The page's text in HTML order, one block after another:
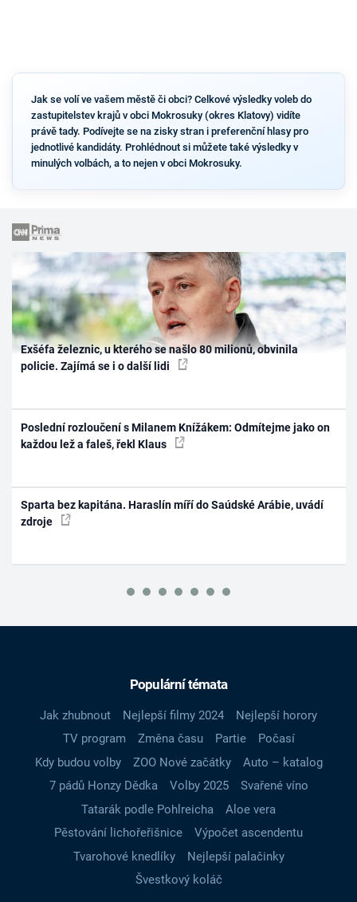
Jak se volí ve vašem městě či obci? Celkové výsledky voleb do
zastupitelstev krajů v obci Mokrosuky (okres Klatovy) vidíte
právě tady. Podívejte se na zisky stran i preferenční hlasy pro
jednotlivé kandidáty. Prohlédnout si můžete také výsledky v
minulých volbách, a to nejen v obci Mokrosuky.
Exšéfa železnic, u kterého se našlo 80 milionů, obvinila
policie. Zajímá se i o další lidi
Poslední rozloučení s Milanem Knížákem: Odmítejme jako on
každou lež a faleš, řekl Klaus
Sparta bez kapitána. Haraslín míří do Saúdské Arábie, uvádí
zdroje
Populární témata
Jak zhubnout Nejlepší filmy 2024
Nejlepší horory
TV program
Změna času Partie
Počasí
Kdy budou volby
ZOO Nové začátky
Auto – katalog
7 pádů Honzy Dědka
Volby 2025
Svařené víno
Tatarák podle Pohlreicha
Aloe vera
Pěstování lichořeřišnice
Výpočet ascendentu
Tvarohové knedlíky
Nejlepší palačinky
Švestkový koláč